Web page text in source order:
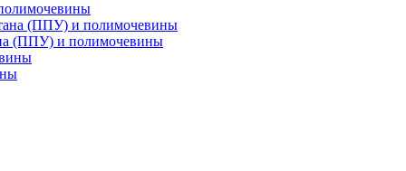
(ППУ) и полимочевины